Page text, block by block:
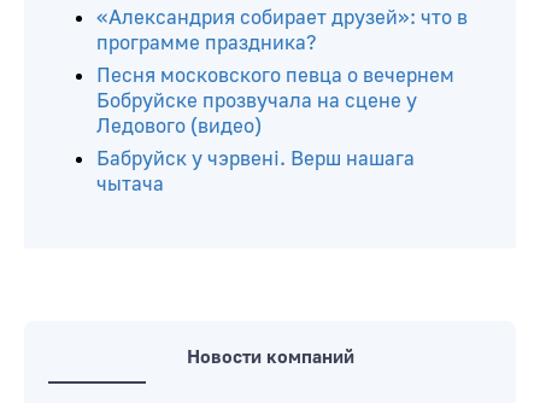
«Александрия собирает друзей»: что в
программе праздника?
Песня московского певца о вечернем
Бобруйске прозвучала на сцене у
Ледового (видео)
Бабруйск у чэрвені. Верш нашага
чытача
Новости компаний